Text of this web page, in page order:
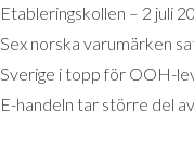
Etableringskollen – 2 juli
Sex norska varumärken
Sverige i topp för OOH-
E-handeln tar större del